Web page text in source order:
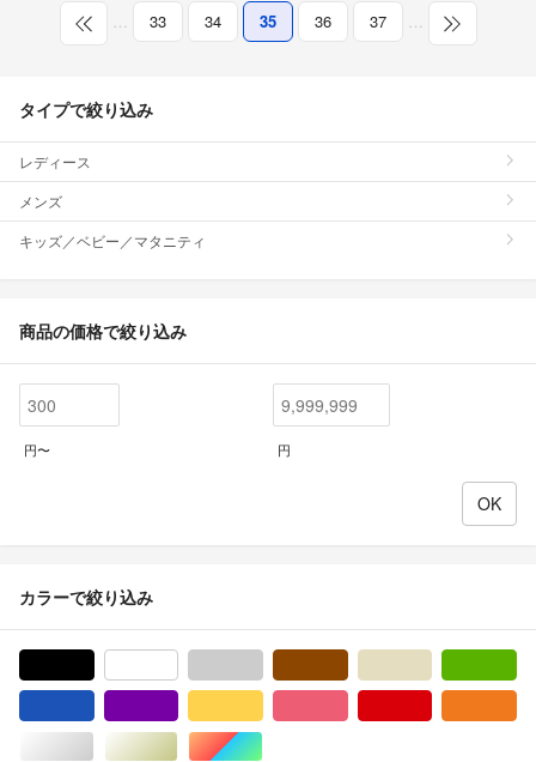
… 33 34 35 36 37 …
タイプで絞り込み
レディース
メンズ
キッズ／ベビー／マタニティ
商品の価格で絞り込み
円〜 円
カラーで絞り込み
シルバー/銀色系ゴールド/金色系マルチカラー